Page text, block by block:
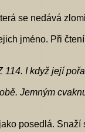
se nedává
jméno. Při
114. I když její
Jemným
posedlá. Snaží